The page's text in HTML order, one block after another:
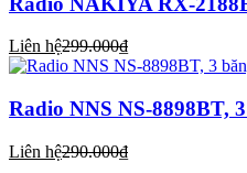
Liên hệ299.000₫
Radio NNS NS-8898BT,
Liên hệ290.000₫